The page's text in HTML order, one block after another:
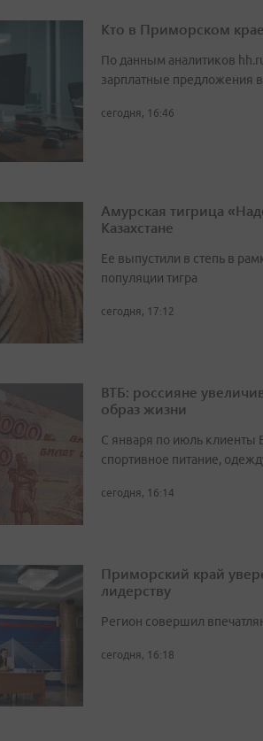
Кто в Приморском крае
По данным аналитиков
зарплатные предложения
сегодня, 16:46
Амурская тигрица
Казахстане
Ее выпустили в степь в
популяции тигра
сегодня, 17:12
ВТБ: россияне
образ жизни
С января по июль клиенты
спортивное питание,
сегодня, 16:14
Приморский край
лидерству
Регион совершил
сегодня, 16:18